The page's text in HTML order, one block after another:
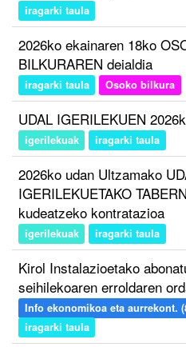
iragarki taula
2026ko ekainaren 18ko
BILKURAREN deialdia
iragarki taula Osoko bilkura
UDAL IGERILEKUEN
igerilekuak iragarki taula
2026ko udan Ultzamako
IGERILEKUETAKO
kudeatzeko kontratazioa
igerilekuak iragarki taula
Kirol Instalazioetako
seihilekoaren erroldaren
Info ekonomikoa eta aurrekont.
iragarki taula